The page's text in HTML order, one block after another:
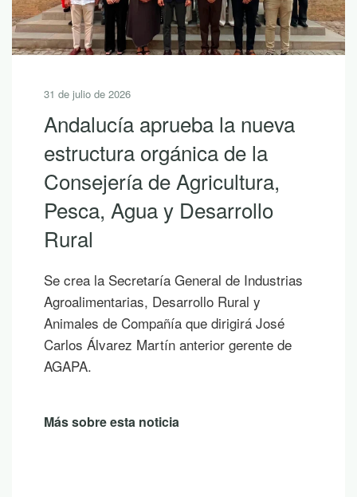
31 de julio de 2026
Andalucía aprueba la nueva
estructura orgánica de la
Consejería de Agricultura,
Pesca, Agua y Desarrollo
Rural
Se crea la Secretaría General de Industrias
Agroalimentarias, Desarrollo Rural y
Animales de Compañía que dirigirá José
Carlos Álvarez Martín anterior gerente de
AGAPA.
Más sobre esta noticia